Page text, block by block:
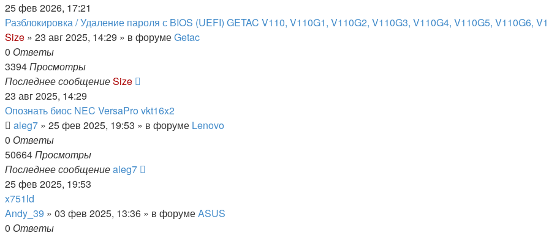
25 фев 2026, 17:21
Разблокировка / Удаление пароля с BIOS (UEFI) GETAC V110, V110G1, V110G2, V110G3, V110G4, V110G5, V110G6,
Size » 23 авг 2025, 14:29 » в форумеGetac
0 Ответы
3394Просмотры
Последнее сообщениеSize
23 авг 2025, 14:29
Опознать биос NEC VersaPro vkt16x2
aleg7 » 25 фев 2025, 19:53 » в форуме Lenovo
0 Ответы
50664Просмотры
Последнее сообщениеaleg7
25 фев 2025, 19:53
x751ld
Andy_39 » 03 фев 2025, 13:36 » в форумеASUS
0 Ответы